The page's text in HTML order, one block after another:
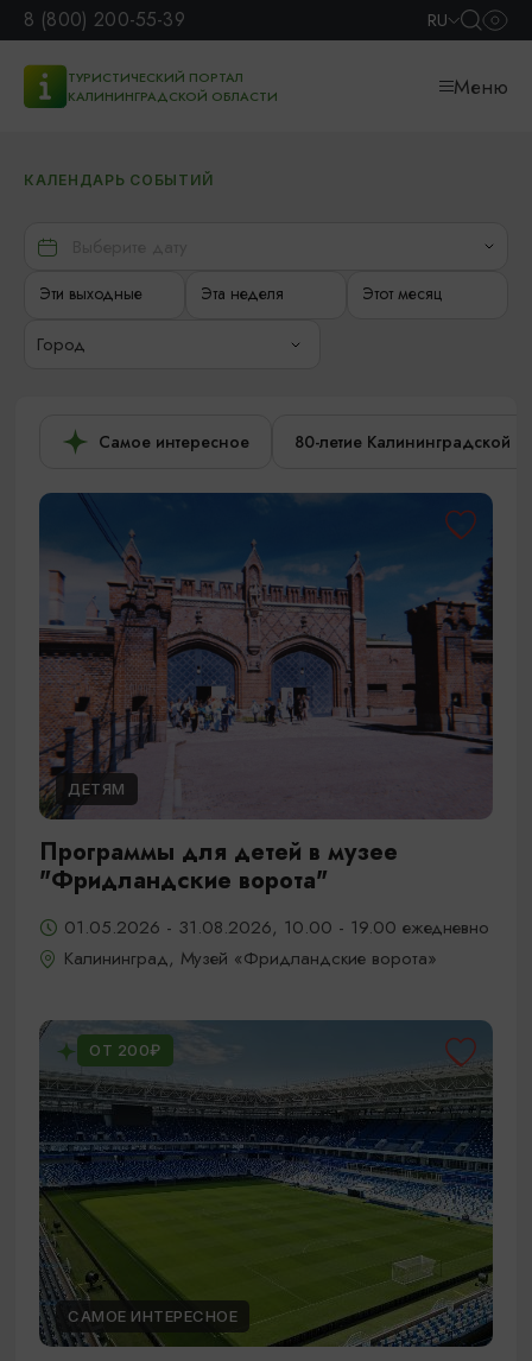
8 (800) 200-55-39 RU
ТУРИСТИЧЕСКИЙ ПОРТАЛ
КАЛИНИНГРАДСКОЙ ОБЛАСТИ
Меню
КАЛЕНДАРЬ СОБЫТИЙ
Эти выходные Эта неделя Этот месяц
Город
Самое интересное 80-летие Калининградской
ДЕТЯМ
Программы для детей в музее
"Фридландские ворота"
01.05.2026 - 31.08.2026, 10.00 - 19.00 ежедневно
Калининград, Музей «Фридландские ворота»
ОТ 200₽
САМОЕ ИНТЕРЕСНОЕ